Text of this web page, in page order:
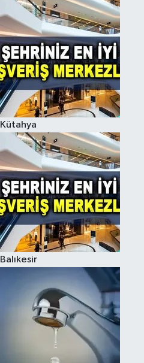
Kütahya
Balıkesir